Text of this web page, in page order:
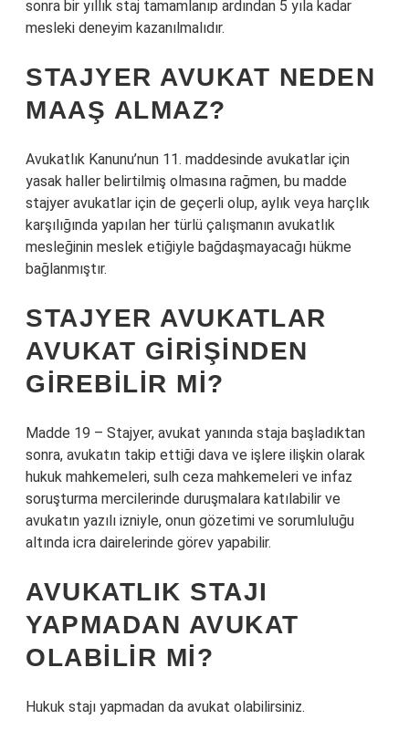
sonra bir yıllık staj tamamlanıp ardından 5 yıla kadar
mesleki deneyim kazanılmalıdır.
STAJYER AVUKAT NEDEN
MAAŞ ALMAZ?
Avukatlık Kanunu’nun 11. maddesinde avukatlar için
yasak haller belirtilmiş olmasına rağmen, bu madde
stajyer avukatlar için de geçerli olup, aylık veya harçlık
karşılığında yapılan her türlü çalışmanın avukatlık
mesleğinin meslek etiğiyle bağdaşmayacağı hükme
bağlanmıştır.
STAJYER AVUKATLAR
AVUKAT GIRIŞINDEN
GIREBILIR MI?
Madde 19 – Stajyer, avukat yanında staja başladıktan
sonra, avukatın takip ettiği dava ve işlere ilişkin olarak
hukuk mahkemeleri, sulh ceza mahkemeleri ve infaz
soruşturma mercilerinde duruşmalara katılabilir ve
avukatın yazılı izniyle, onun gözetimi ve sorumluluğu
altında icra dairelerinde görev yapabilir.
AVUKATLIK STAJI
YAPMADAN AVUKAT
OLABILIR MI?
Hukuk stajı yapmadan da avukat olabilirsiniz.